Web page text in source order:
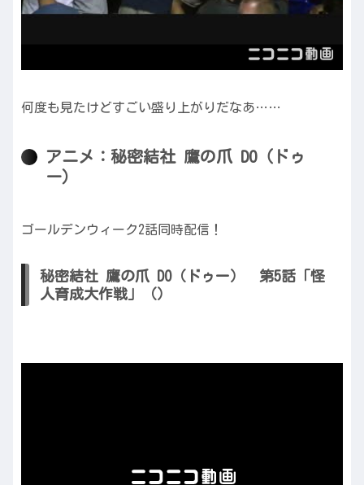
何度も見たけどすごい盛り上がりだなあ……
アニメ：秘密結社 鷹の爪 DO（ドゥ
ー）
ゴールデンウィーク2話同時配信！
秘密結社 鷹の爪 DO（ドゥー） 第5話「怪
人育成大作戦」（）